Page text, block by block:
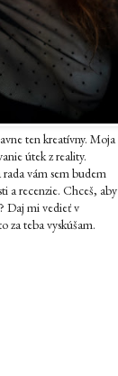
ten kreatívny. Moja
útek z reality.
vám sem budem
a recenzie. Chceš, aby
Daj mi vedieť v
za teba vyskúšam.